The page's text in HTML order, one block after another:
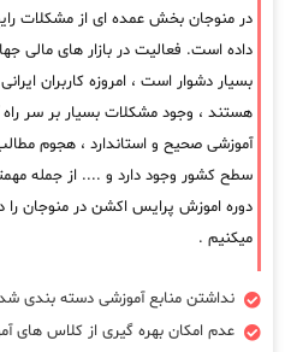
در منوجان بخش عمده ای از مشکلات
داده است. فعالیت در بازار های مالی
بسیار دشوار است ، امروزه کاربران
هستند ، وجود مشکلات بسیار بر سر راه
آموزشی صحیح و استاندارد ، هجوم
سطح کشور وجود دارد و .... از جمله
دوره اموزش پرایس اکشن در منوجان را
میکنیم .
نداشتن منابع آموزشی دسته بندی
عدم امکان بهره گیری از کلاس